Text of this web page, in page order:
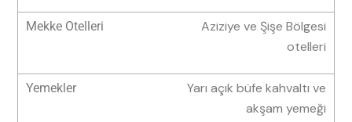
Aziziye ve Şişe Bölgesi
otelleri
Yarı açık büfe kahvaltı ve
akşam yemeği